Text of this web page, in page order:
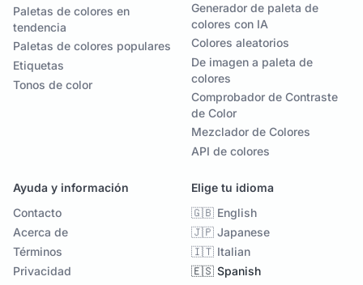
Paletas de colores en
tendencia
Paletas de colores populares
Etiquetas
Tonos de color
Generador de paleta de
colores con IA
Colores aleatorios
De imagen a paleta de
colores
Comprobador de Contraste
de Color
Mezclador de Colores
API de colores
Ayuda y información
Contacto
Acerca de
Términos
Privacidad
Elige tu idioma
🇬🇧 English
🇯🇵 Japanese
🇮🇹 Italian
🇪🇸 Spanish